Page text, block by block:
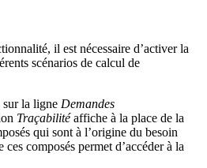
il est nécessaire d’activer la
scénarios de calcul de
sur la ligne Demandes
Traçabilitéaffiche à la place de la
qui sont à l’origine du besoin
composés permet d’accéder à la